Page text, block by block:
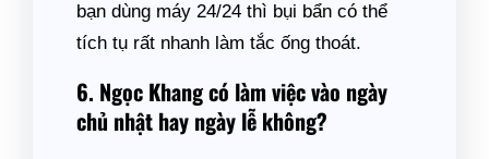
bạn dùng máy 24/24 thì bụi bẩn có thể
tích tụ rất nhanh làm tắc ống thoát.
6. Ngọc Khang có làm việc vào ngày
chủ nhật hay ngày lễ không?